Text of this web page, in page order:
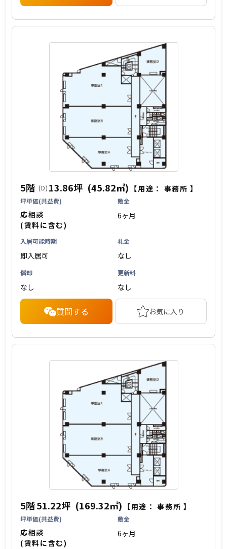
5階 (D) 13.86坪 (45.82㎡) 【用途： 事務所 】
坪単価(共益費)
応相談
(賃料に含む)
敷金
6ヶ月
入居可能時期
即入居可
礼金
なし
償却
なし
更新料
なし
質問する お気に入り
5階51.22坪 (169.32㎡) 【用途：事務所 】
坪単価(共益費)
応相談
(賃料に含む)
敷金
6ヶ月